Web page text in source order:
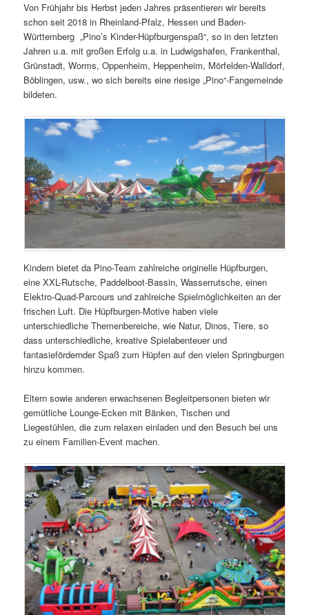
Von Frühjahr bis Herbst jeden Jahres präsentieren wir bereits
schon seit 2018 in Rheinland-Pfalz, Hessen und Baden-
Württemberg „Pino’s Kinder-Hüpfburgenspaß“, so in den letzten
Jahren u.a. mit großen Erfolg u.a. in Ludwigshafen, Frankenthal,
Grünstadt, Worms, Oppenheim, Heppenheim, Mörfelden-Walldorf,
Böblingen, usw., wo sich bereits eine riesige „Pino“-Fangemeinde
bildeten.
Kindern bietet da Pino-Team zahlreiche originelle Hüpfburgen,
eine XXL-Rutsche, Paddelboot-Bassin, Wasserrutsche, einen
Elektro-Quad-Parcours und zahlreiche Spielmöglichkeiten an der
frischen Luft. Die Hüpfburgen-Motive haben viele
unterschiedliche Themenbereiche, wie Natur, Dinos, Tiere, so
dass unterschiedliche, kreative Spielabenteuer und
fantasiefördernder Spaß zum Hüpfen auf den vielen Springburgen
hinzu kommen.
Eltern sowie anderen erwachsenen Begleitpersonen bieten wir
gemütliche Lounge-Ecken mit Bänken, Tischen und
Liegestühlen, die zum relaxen einladen und den Besuch bei uns
zu einem Familien-Event machen.